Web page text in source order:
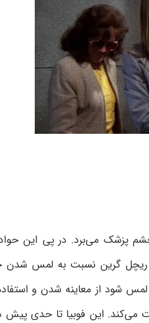
پزشک می‌برد. در پی این
ریچل گرین نسبت به لمس
شود از معاینه شدن و
می‌کند. این فوبیا تا حدی پیش